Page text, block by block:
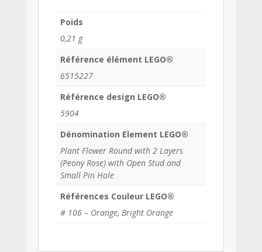
Poids
0,21 g
Référence élément LEGO®
6515227
Référence design LEGO®
5904
Dénomination Element LEGO®
Plant Flower Round with 2 Layers
(Peony Rose) with Open Stud and
Small Pin Hole
Références Couleur LEGO®
# 106 – Orange, Bright Orange